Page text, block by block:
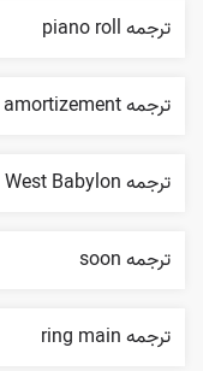
ترجمه piano roll
ترجمه amortizement
ترجمه West Babylon
ترجمه soon
ترجمه ring main